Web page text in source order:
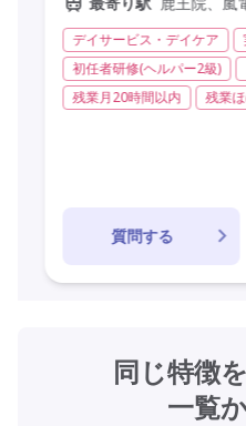
デイサービス・デイケア
初任者研修(ヘルパー2級)
残業月20時間以内
残業
質問する
同じ特徴
一覧